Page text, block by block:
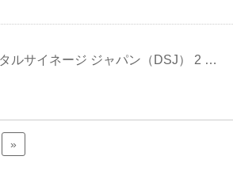
ルサイネージ ジャパン（DSJ） 2 …
»